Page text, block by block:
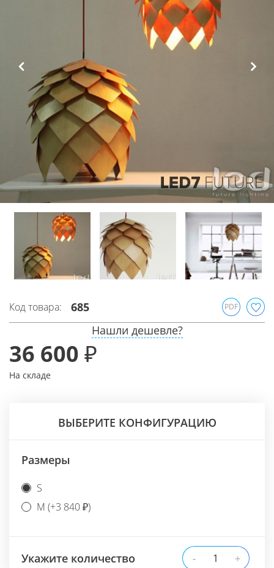
Код товара: 685 PDF
36 600 ₽
На складе
Нашли дешевле?
ВЫБЕРИТЕ КОНФИГУРАЦИЮ
Размеры
S
M (+3 840 ₽)
Укажите количество - +